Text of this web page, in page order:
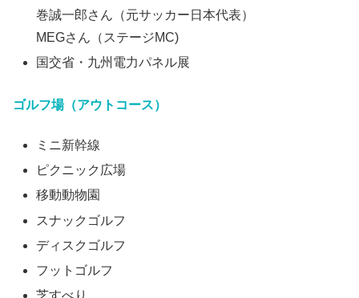
巻誠一郎さん（元サッカー日本代表）
MEGさん（ステージMC)
国交省・九州電力パネル展
ゴルフ場（アウトコース）
ミニ新幹線
ピクニック広場
移動動物園
スナックゴルフ
ディスクゴルフ
フットゴルフ